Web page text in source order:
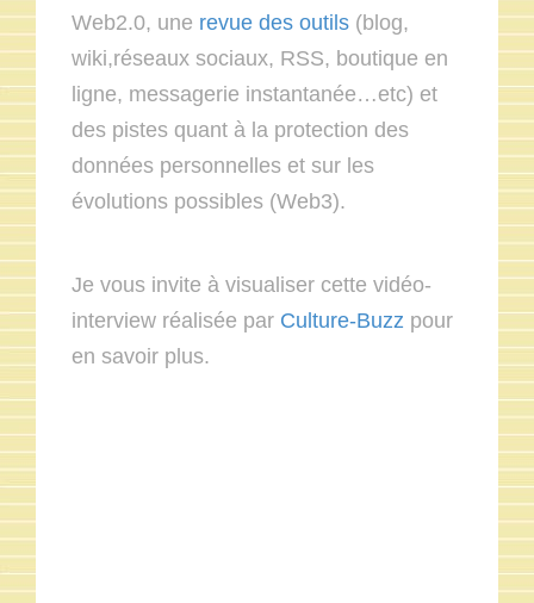
Web2.0, une revue des outils (blog,
wiki,réseaux sociaux, RSS, boutique en
ligne, messagerie instantanée…etc) et
des pistes quant à la protection des
données personnelles et sur les
évolutions possibles (Web3).
Je vous invite à visualiser cette vidéo-
interview réalisée par Culture-Buzz pour
en savoir plus.